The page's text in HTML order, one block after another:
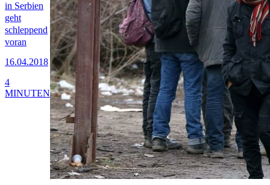
in Serbien
geht
schleppend
voran
16.04.2018
4
MINUTEN